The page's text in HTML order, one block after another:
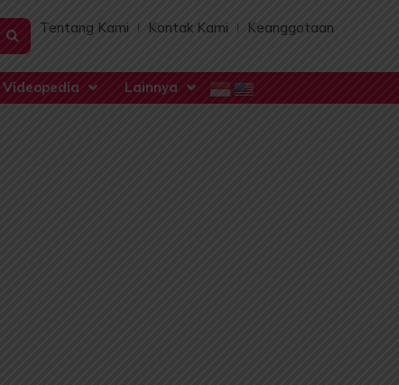
Tentang Kami Kontak Kami Keanggotaan
Videopedia Lainnya